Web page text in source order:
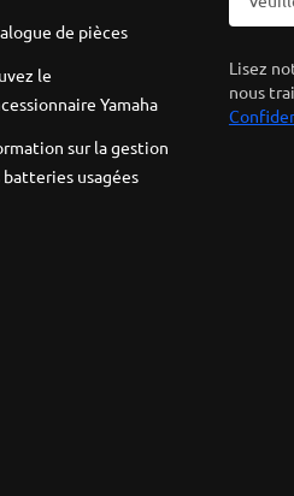
de pièces
le
Yamaha
sur la gestion
batteries usagées
Lisez
nous